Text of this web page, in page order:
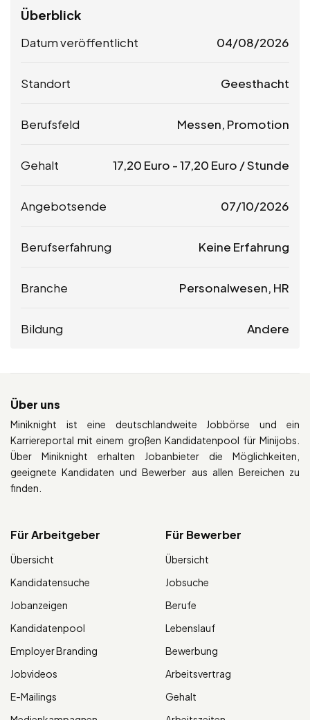
Überblick
Datum veröffentlicht 04/08/2026
Standort Geesthacht
Berufsfeld Messen, Promotion
Gehalt 17,20 Euro -17,20 Euro / Stunde
Angebotsende 07/10/2026
Berufserfahrung Keine Erfahrung
Branche Personalwesen, HR
Bildung Andere
Über uns
Miniknight ist eine deutschlandweite Jobbörse und ein
Karriereportal mit einem großen Kandidatenpool für Minijobs.
Über Miniknight erhalten Jobanbieter die Möglichkeiten,
geeignete Kandidaten und Bewerber aus allen Bereichen zu
finden.
Für Arbeitgeber
Übersicht
Kandidatensuche
Jobanzeigen
Kandidatenpool
Employer Branding
Jobvideos
E-Mailings
Für Bewerber
Übersicht
Jobsuche
Berufe
Lebenslauf
Bewerbung
Arbeitsvertrag
Gehalt